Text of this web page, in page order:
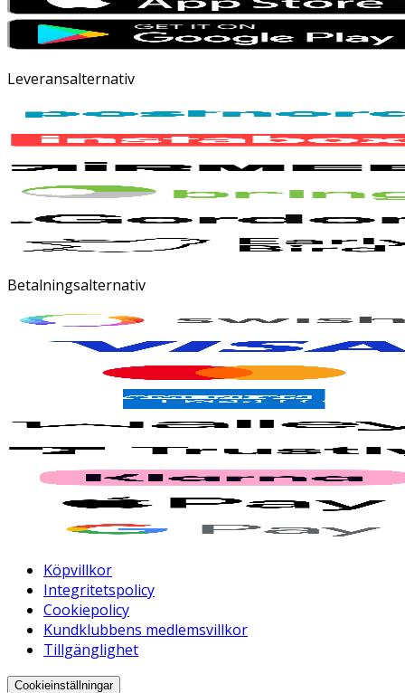
Leveransalternativ
Betalningsalternativ
Köpvillkor
Integritetspolicy
Cookiepolicy
Kundklubbens medlemsvillkor
Tillgänglighet
Cookieinställningar